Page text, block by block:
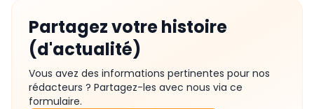
Partagez votre histoire
(d'actualité)
Vous avez des informations pertinentes pour nos
rédacteurs ? Partagez-les avec nous via ce
formulaire.